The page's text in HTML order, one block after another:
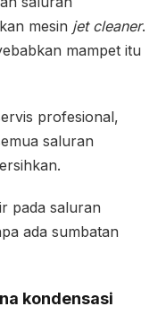
mesin jet cleaner.
mampet itu
profesional,
saluran
pada saluran
ada sumbatan
kondensasi